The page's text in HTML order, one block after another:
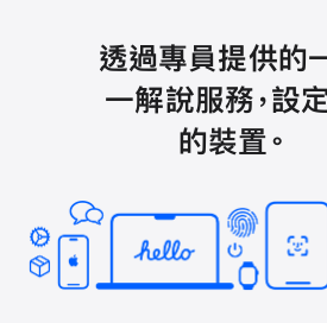
透過專員提供的
一解說服務，設
的裝置。